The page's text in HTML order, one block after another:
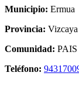
Municipio: Ermua
Provincia: Vizcaya
Comunidad:
Teléfono: